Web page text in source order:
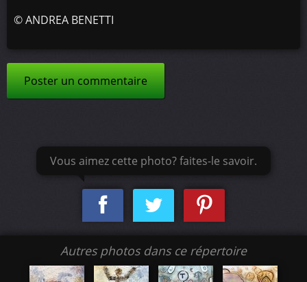
©ANDREA BENETTI
Poster un commentaire
Vous aimez cette photo? faites-le savoir.
Autres photos dans ce répertoire